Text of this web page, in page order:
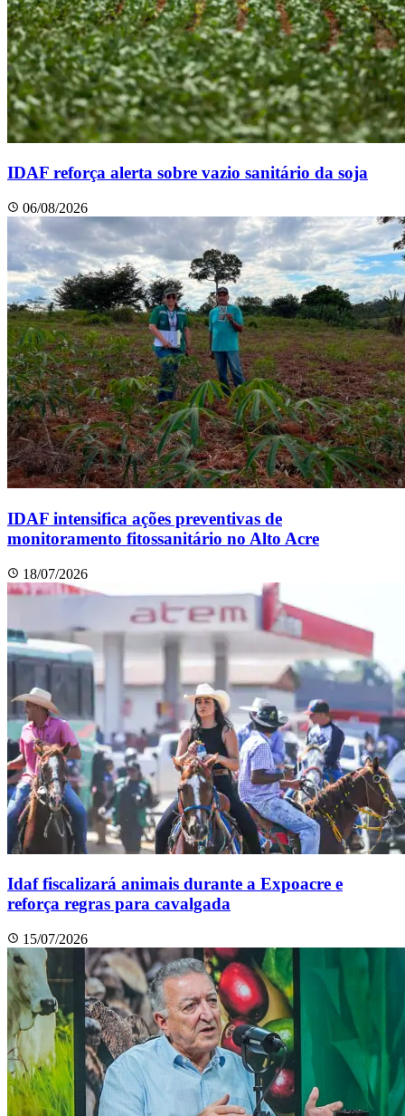
IDAF reforça alerta sobre vazio sanitário da soja
06/08/2026
IDAF intensifica ações preventivas de
monitoramento fitossanitário no Alto Acre
18/07/2026
Idaf fiscalizará animais durante a Expoacre e
reforça regras para cavalgada
15/07/2026